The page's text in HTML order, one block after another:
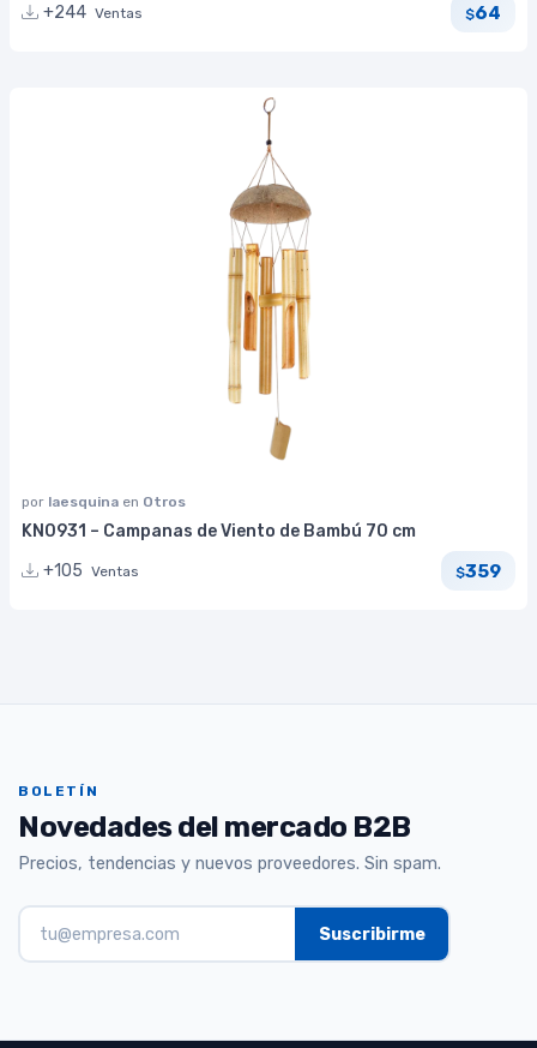
+244 Ventas $64
por laesquina en Otros
KN0931 – Campanas de Viento de Bambú 70 cm
+105 Ventas $359
BOLETÍN
Novedades del mercado B2B
Precios, tendencias y nuevos proveedores. Sin spam.